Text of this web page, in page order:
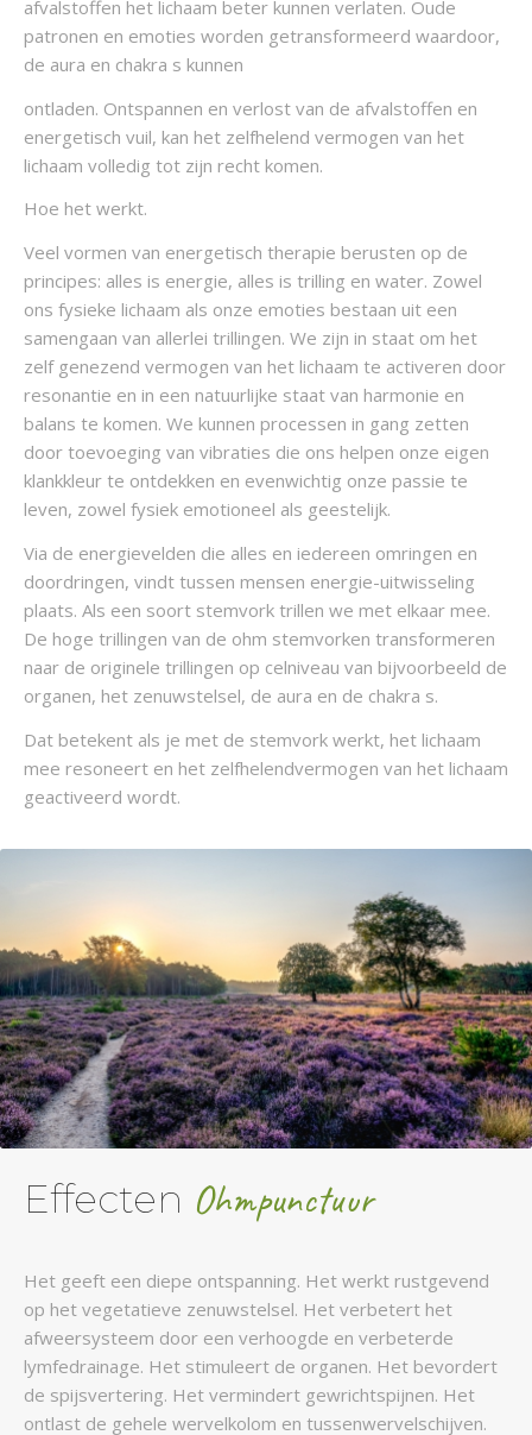
afvalstoffen het lichaam beter kunnen verlaten. Oude
patronen en emoties worden getransformeerd waardoor,
de aura en chakra s kunnen
ontladen. Ontspannen en verlost van de afvalstoffen en
energetisch vuil, kan het zelfhelend vermogen van het
lichaam volledig tot zijn recht komen.
Hoe het werkt.
Veel vormen van energetisch therapie berusten op de
principes: alles is energie, alles is trilling en water. Zowel
ons fysieke lichaam als onze emoties bestaan uit een
samengaan van allerlei trillingen. We zijn in staat om het
zelf genezend vermogen van het lichaam te activeren door
resonantie en in een natuurlijke staat van harmonie en
balans te komen. We kunnen processen in gang zetten
door toevoeging van vibraties die ons helpen onze eigen
klankkleur te ontdekken en evenwichtig onze passie te
leven, zowel fysiek emotioneel als geestelijk.
Via de energievelden die alles en iedereen omringen en
doordringen, vindt tussen mensen energie-uitwisseling
plaats. Als een soort stemvork trillen we met elkaar mee.
De hoge trillingen van de ohm stemvorken transformeren
naar de originele trillingen op celniveau van bijvoorbeeld de
organen, het zenuwstelsel, de aura en de chakra s.
Dat betekent als je met de stemvork werkt, het lichaam
mee resoneert en het zelfhelendvermogen van het lichaam
geactiveerd wordt.
Effecten Ohmpunctuur
Het geeft een diepe ontspanning. Het werkt rustgevend
op het vegetatieve zenuwstelsel. Het verbetert het
afweersysteem door een verhoogde en verbeterde
lymfedrainage. Het stimuleert de organen. Het bevordert
de spijsvertering. Het vermindert gewrichtspijnen. Het
ontlast de gehele wervelkolom en tussenwervelschijven.